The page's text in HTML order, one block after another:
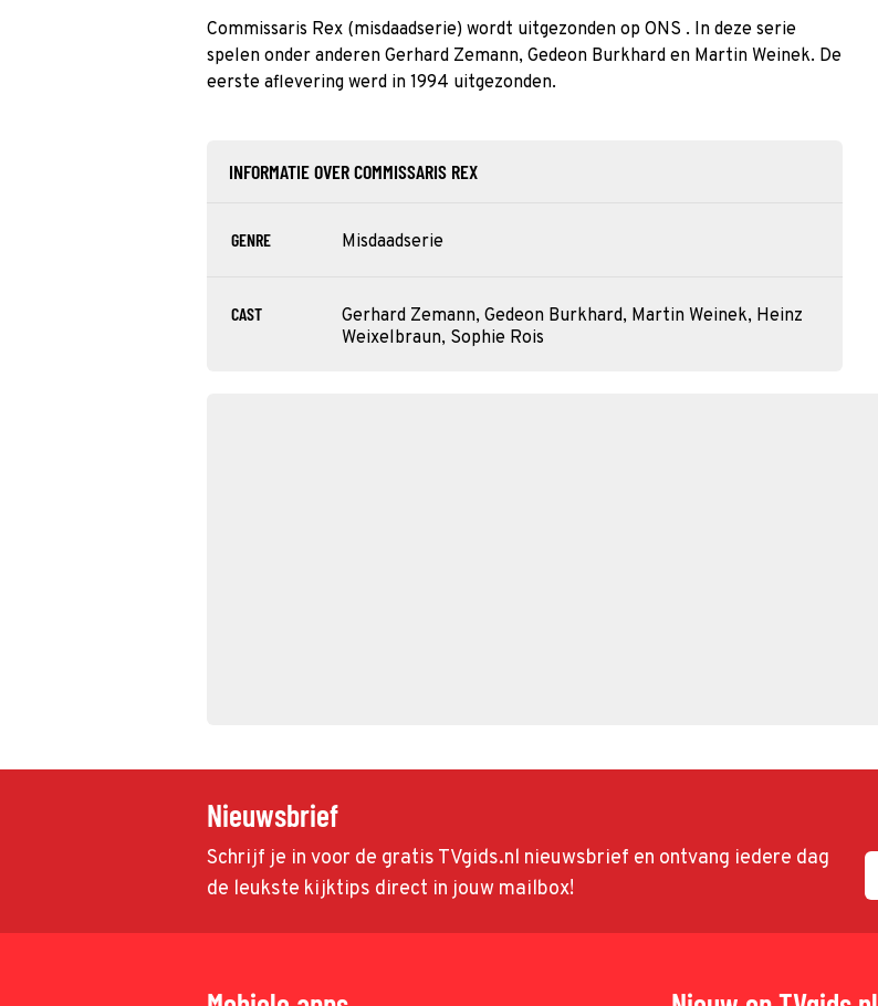
Commissaris Rex (misdaadserie) wordt uitgezonden op ONS . In deze serie
spelen onder anderen Gerhard Zemann, Gedeon Burkhard en Martin Weinek. De
eerste aflevering werd in 1994 uitgezonden.
INFORMATIE OVER COMMISSARIS REX
GENRE Misdaadserie
CAST
Gerhard Zemann, Gedeon Burkhard, Martin Weinek, Heinz
Weixelbraun, Sophie Rois
Nieuwsbrief
Schrijf je in voor de gratis TVgids.nl nieuwsbrief en ontvang iedere dag
de leukste kijktips direct in jouw mailbox!